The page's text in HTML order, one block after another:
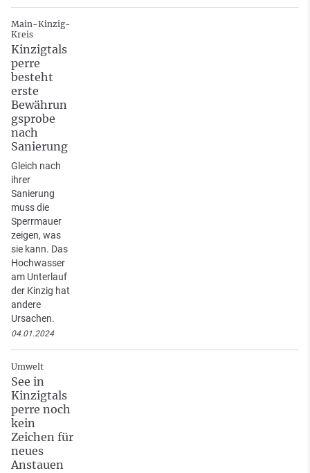
Main-Kinzig-
Kreis
Kinzigtals
perre
besteht
erste
Bewährun
gsprobe
nach
Sanierung
Gleich nach
ihrer
Sanierung
muss die
Sperrmauer
zeigen, was
sie kann. Das
Hochwasser
am Unterlauf
der Kinzig hat
andere
Ursachen.
04.01.2024
Umwelt
See in
Kinzigtals
perre noch
kein
Zeichen für
neues
Anstauen